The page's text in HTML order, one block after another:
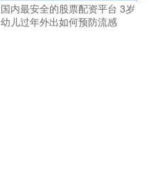
国内最安全的股票配资平台 3岁
幼儿过年外出如何预防流感